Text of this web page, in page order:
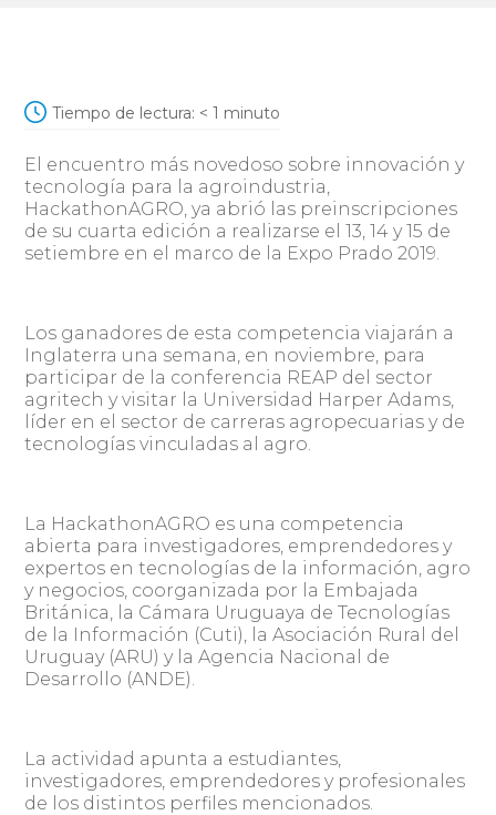
Tiempo de lectura: < 1 minuto
El encuentro más novedoso sobre innovación y
tecnología para la agroindustria,
HackathonAGRO, ya abrió las preinscripciones
de su cuarta edición a realizarse el 13, 14 y 15 de
setiembre en el marco de la Expo Prado 2019.
Los ganadores de esta competencia viajarán a
Inglaterra una semana, en noviembre, para
participar de la conferencia REAP del sector
agritech y visitar la Universidad Harper Adams,
líder en el sector de carreras agropecuarias y de
tecnologías vinculadas al agro.
La HackathonAGRO es una competencia
abierta para investigadores, emprendedores y
expertos en tecnologías de la información, agro
y negocios, coorganizada por la Embajada
Británica, la Cámara Uruguaya de Tecnologías
de la Información (Cuti), la Asociación Rural del
Uruguay (ARU) y la Agencia Nacional de
Desarrollo (ANDE).
La actividad apunta a estudiantes,
investigadores, emprendedores y profesionales
de los distintos perfiles mencionados.